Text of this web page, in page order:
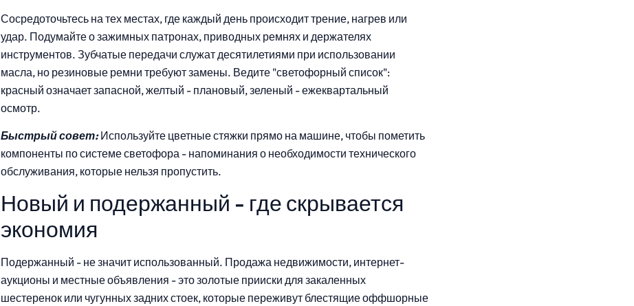
Сосредоточьтесь на тех местах, где каждый день происходит трение, нагрев или
удар. Подумайте о зажимных патронах, приводных ремнях и держателях
инструментов. Зубчатые передачи служат десятилетиями при использовании
масла, но резиновые ремни требуют замены. Ведите "светофорный список":
красный означает запасной, желтый - плановый, зеленый - ежеквартальный
осмотр.
Быстрый совет:Используйте цветные стяжки прямо на машине, чтобы пометить
компоненты по системе светофора - напоминания о необходимости технического
обслуживания, которые нельзя пропустить.
Новый и подержанный - где скрывается
экономия
Подержанный - не значит использованный. Продажа недвижимости, интернет-
аукционы и местные объявления - это золотые прииски для закаленных
шестеренок или чугунных задних стоек, которые переживут блестящие оффшорные